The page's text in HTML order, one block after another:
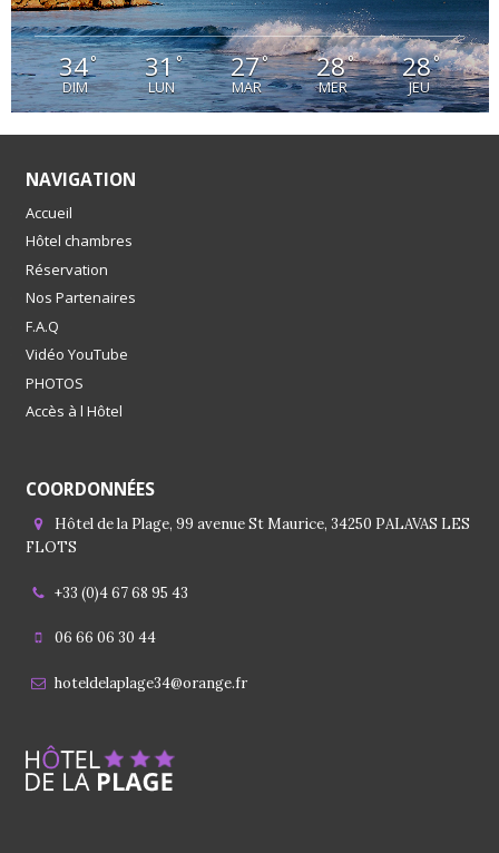
34°
DIM
31°
LUN
27°
MAR
28°
MER
28°
JEU
NAVIGATION
Accueil
Hôtel chambres
Réservation
Nos Partenaires
F.A.Q
Vidéo YouTube
PHOTOS
Accès à l Hôtel
COORDONNÉES
Hôtel de la Plage, 99 avenue St Maurice, 34250 PALAVAS LES
FLOTS
+33 (0)4 67 68 95 43
06 66 06 30 44
hoteldelaplage34@orange.fr